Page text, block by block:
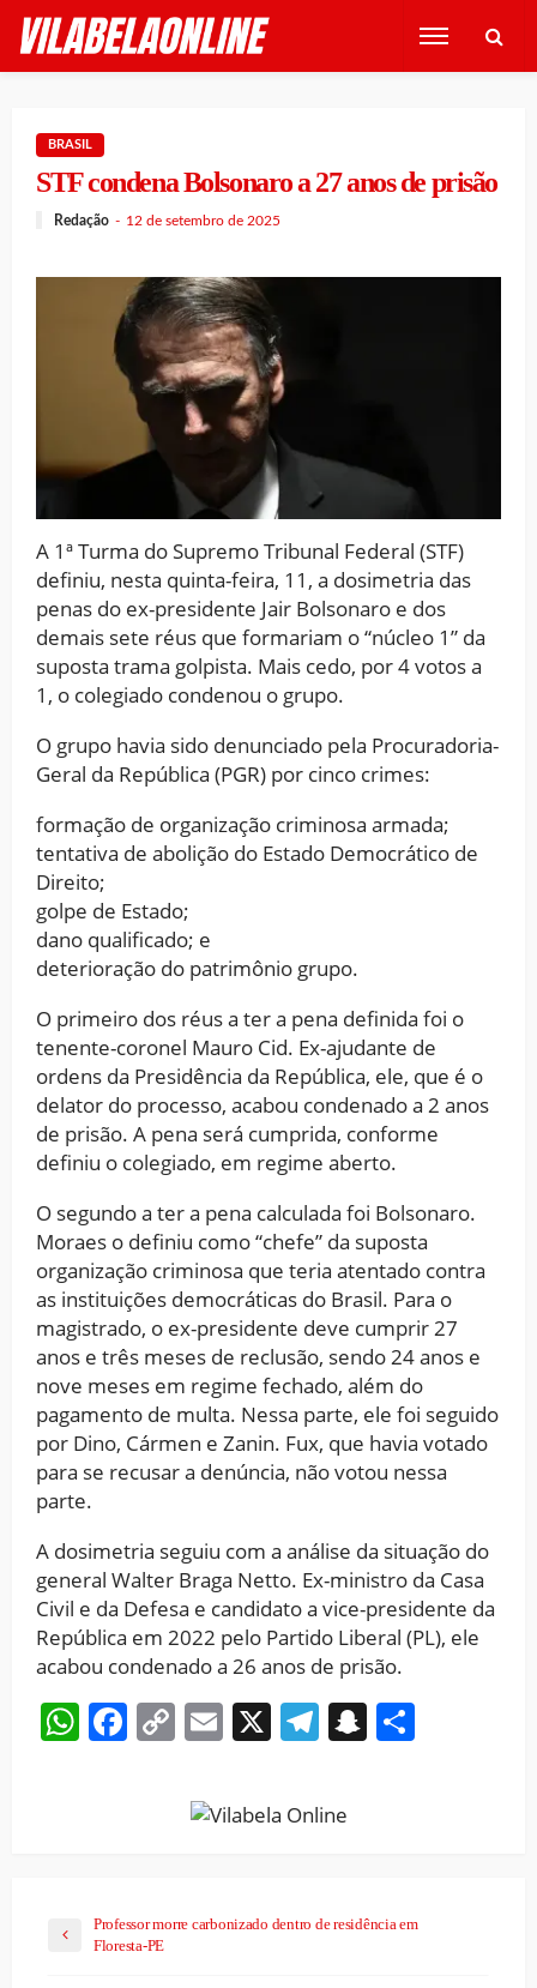
BRASIL
STF condena Bolsonaro a 27 anos de prisão
Redação 12 de setembro de 2025
A 1ª Turma do Supremo Tribunal Federal (STF)
definiu, nesta quinta-feira, 11, a dosimetria das
penas do ex-presidente Jair Bolsonaro e dos
demais sete réus que formariam o “núcleo 1” da
suposta trama golpista. Mais cedo, por 4 votos a
1, o colegiado condenou o grupo.
O grupo havia sido denunciado pela Procuradoria-
Geral da República (PGR) por cinco crimes:
formação de organização criminosa armada;
tentativa de abolição do Estado Democrático de
Direito;
golpe de Estado;
dano qualificado; e
deterioração do patrimônio grupo.
O primeiro dos réus a ter a pena definida foi o
tenente-coronel Mauro Cid. Ex-ajudante de
ordens da Presidência da República, ele, que é o
delator do processo, acabou condenado a 2 anos
de prisão. A pena será cumprida, conforme
definiu o colegiado, em regime aberto.
O segundo a ter a pena calculada foi Bolsonaro.
Moraes o definiu como “chefe” da suposta
organização criminosa que teria atentado contra
as instituições democráticas do Brasil. Para o
magistrado, o ex-presidente deve cumprir 27
anos e três meses de reclusão, sendo 24 anos e
nove meses em regime fechado, além do
pagamento de multa. Nessa parte, ele foi seguido
por Dino, Cármen e Zanin. Fux, que havia votado
para se recusar a denúncia, não votou nessa
parte.
A dosimetria seguiu com a análise da situação do
general Walter Braga Netto. Ex-ministro da Casa
Civil e da Defesa e candidato a vice-presidente da
República em 2022 pelo Partido Liberal (PL), ele
acabou condenado a 26 anos de prisão.
WhatsApp
Facebook
CopyEmail
X Telegram
Snapchat
Professor morre carbonizado dentro de residência em
Floresta-PE